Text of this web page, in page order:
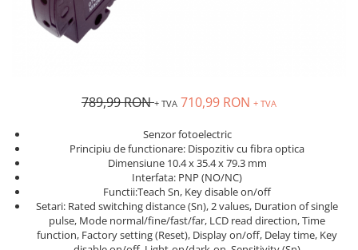
Actionari electrice si de miscare
Convertizoare de frecventa
Rezistente franare
Accesorii generale
Sisteme servo ( Servo-Drivere si
Servo-Motoare )
Soft Startere
Comunicare Si Masurare
Encodere
789,99 RON+ TVA 710,99 RON + TVA
Senzor fotoelectric
Principiu de functionare: Dispozitiv cu fibra optica
Dimensiune 10.4 x 35.4 x 79.3 mm
Interfata: PNP (NO/NC)
Functii:Teach Sn, Key disable on/off
Setari: Rated switching distance (Sn), 2 values, Duration of single
pulse, Mode normal/fine/fast/far, LCD read direction, Time
function, Factory setting (Reset), Display on/off, Delay time, Key